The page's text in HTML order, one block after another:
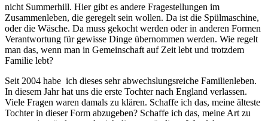
nicht Summerhill. Hier gibt es andere Fragestellungen im
Zusammenleben, die geregelt sein wollen. Da ist die Spülmaschine,
oder die Wäsche. Da muss gekocht werden oder in anderen Formen
Verantwortung für gewisse Dinge übernommen werden. Wie regelt
man das, wenn man in Gemeinschaft auf Zeit lebt und trotzdem
Familie lebt?
Seit 2004 habe ich dieses sehr abwechslungsreiche Familienleben.
In diesem Jahr hat uns die erste Tochter nach England verlassen.
Viele Fragen waren damals zu klären. Schaffe ich das, meine älteste
Tochter in dieser Form abzugeben? Schaffe ich das, meine Art zu